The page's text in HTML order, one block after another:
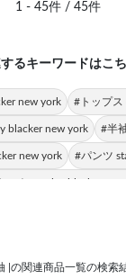
1 - 45件 / 45件
するキーワードはこ
new york #トップス
blacker new york #半
new york #パンツ
ット stanley blacker new
york #カーディガン
|の関連商品一覧の検索